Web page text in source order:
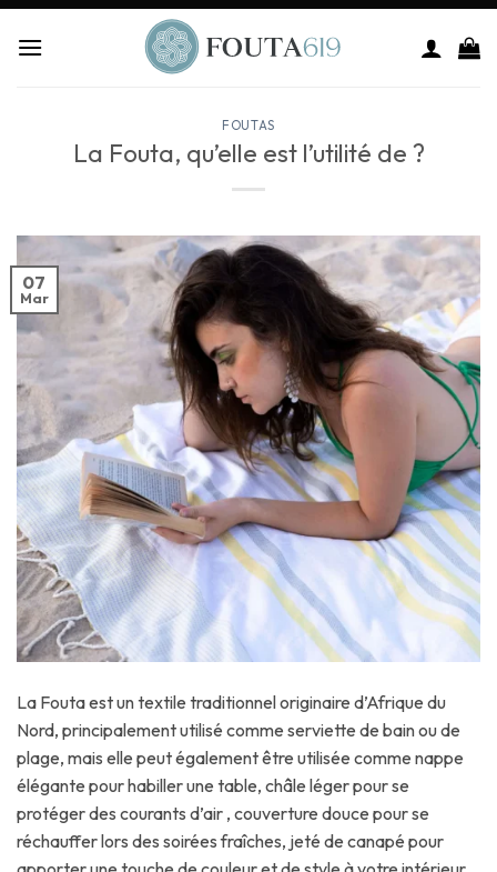
FOUTAS
La Fouta, qu’elle est l’utilité de ?
07
Mar
La Fouta est un textile traditionnel originaire d’Afrique du
Nord, principalement utilisé comme serviette de bain ou de
plage, mais elle peut également être utilisée comme nappe
élégante pour habiller une table, châle léger pour se
protéger des courants d’air , couverture douce pour se
réchauffer lors des soirées fraîches, jeté de canapé pour